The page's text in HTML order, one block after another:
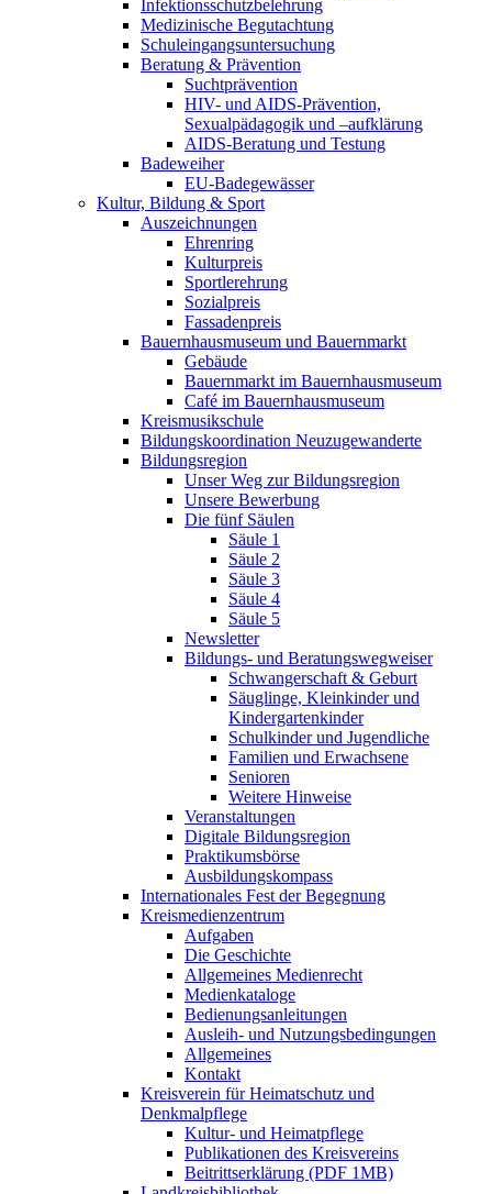
Infektionsschutzbelehrung
Medizinische Begutachtung
Schuleingangsuntersuchung
Beratung & Prävention
Suchtprävention
HIV- und AIDS-Prävention,
Sexualpädagogik und –aufklärung
AIDS-Beratung und Testung
Badeweiher
EU-Badegewässer
Kultur, Bildung & Sport
Auszeichnungen
Ehrenring
Kulturpreis
Sportlerehrung
Sozialpreis
Fassadenpreis
Bauernhausmuseum und Bauernmarkt
Gebäude
Bauernmarkt im Bauernhausmuseum
Café im Bauernhausmuseum
Kreismusikschule
Bildungskoordination Neuzugewanderte
Bildungsregion
Unser Weg zur Bildungsregion
Unsere Bewerbung
Die fünf Säulen
Säule 1
Säule 2
Säule 3
Säule 4
Säule 5
Newsletter
Bildungs- und Beratungswegweiser
Schwangerschaft & Geburt
Säuglinge, Kleinkinder und
Kindergartenkinder
Schulkinder und Jugendliche
Familien und Erwachsene
Senioren
Weitere Hinweise
Veranstaltungen
Digitale Bildungsregion
Praktikumsbörse
Ausbildungskompass
Internationales Fest der Begegnung
Kreismedienzentrum
Aufgaben
Die Geschichte
Allgemeines Medienrecht
Medienkataloge
Bedienungsanleitungen
Ausleih- und Nutzungsbedingungen
Allgemeines
Kontakt
Kreisverein für Heimatschutz und
Denkmalpflege
Kultur- und Heimatpflege
Publikationen des Kreisvereins
Beitrittserklärung (PDF 1MB)